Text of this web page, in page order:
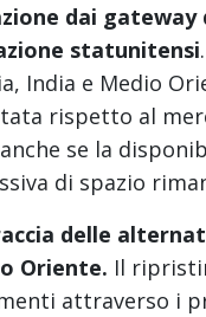
dai gateway
statunitensi
India e Medio
rispetto al
se la
di spazio
delle
Oriente. Il
attraverso i